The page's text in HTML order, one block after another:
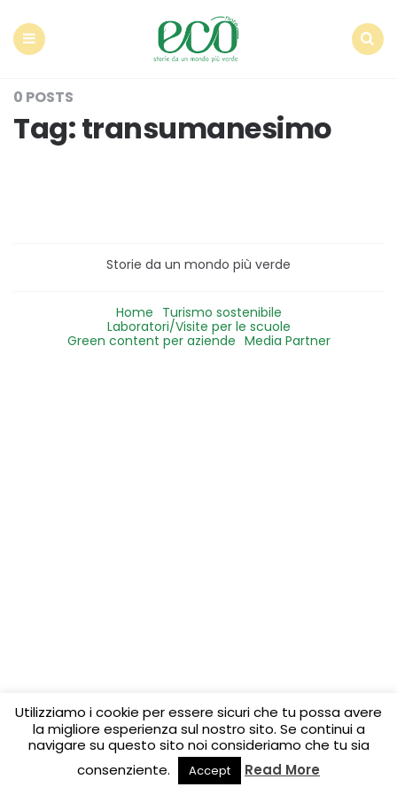
0 POSTS
Tag:transumanesimo
Storie da un mondo più verde
Home Turismo sostenibile
Laboratori/Visite per le scuole
Green content per aziende Media Partner
Utilizziamo i cookie per essere sicuri che tu possa avere
la migliore esperienza sul nostro sito. Se continui a
navigare su questo sito noi consideriamo che tu sia
consenziente.
Accept Read More